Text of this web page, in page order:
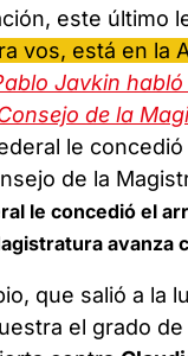
este último
vos, está en la
Javkin
de la
le concedió el
avanza
que salió a la
el grado